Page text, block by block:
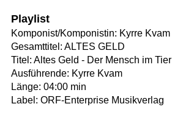
Playlist
Komponist/Komponistin: Kyrre Kvam
Gesamttitel: ALTES GELD
Titel: Altes Geld - Der Mensch im Tier
Ausführende: Kyrre Kvam
Länge: 04:00 min
Label: ORF-Enterprise Musikverlag